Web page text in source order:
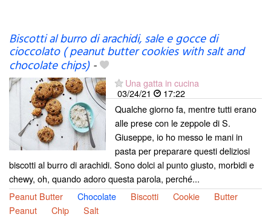
Biscotti al burro di arachidi, sale e gocce di
cioccolato ( peanut butter cookies with salt and
chocolate chips)-
Una gatta in cucina
03/24/21
17:22
Qualche giorno fa, mentre tutti erano
alle prese con le zeppole di S.
Giuseppe, io ho messo le mani in
pasta per preparare questi deliziosi
biscotti al burro di arachidi. Sono dolci al punto giusto, morbidi e
chewy, oh, quando adoro questa parola, perché...
Peanut Butter
Chocolate Biscotti Cookie
Butter
Peanut
Chip Salt